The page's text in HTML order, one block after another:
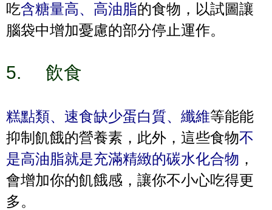
吃含糖量高、高油脂的食物，以試圖讓
腦袋中增加憂慮的部分停止運作。
5. 飲食
糕點類、速食缺少蛋白質、纖維等能能
抑制飢餓的營養素，此外，這些食物不
是高油脂就是充滿精緻的碳水化合物 ，
會增加你的飢餓感，讓你不小心吃得更
多。